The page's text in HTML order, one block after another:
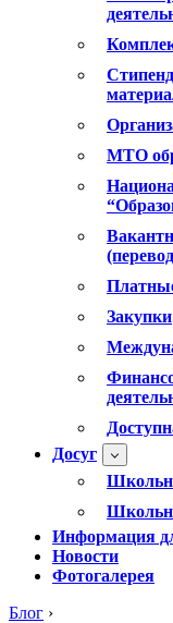
МТО
Закупки
Досуг
Информация
Новости
Фотогалерея
Блог ›